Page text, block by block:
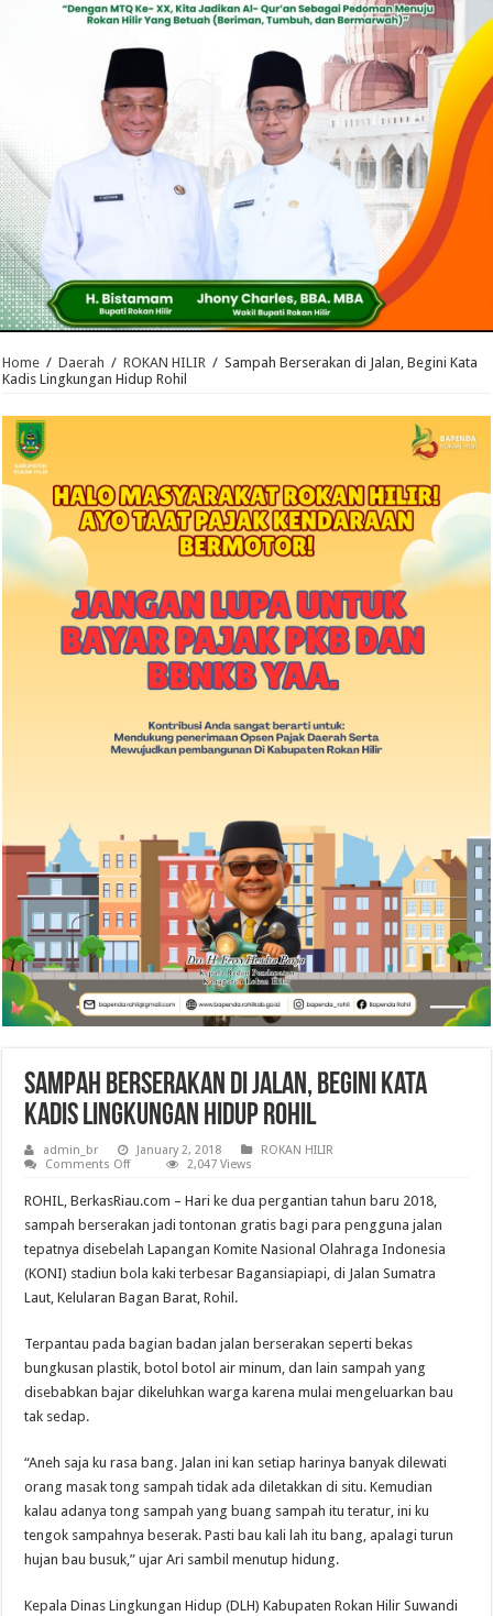
Home / Daerah / ROKAN HILIR / Sampah Berserakan di Jalan, Begini Kata
Kadis Lingkungan Hidup Rohil
Sampah Berserakan di Jalan, Begini Kata
Kadis Lingkungan Hidup Rohil
admin_br January 2, 2018
ROKAN HILIR
Comments Offon
di
Jalan,
Begini
Kata
Lingkungan
Hidup
Rohil
2,047 Views
ROHIL, BerkasRiau.com – Hari ke dua pergantian tahun baru 2018,
sampah berserakan jadi tontonan gratis bagi para pengguna jalan
tepatnya disebelah Lapangan Komite Nasional Olahraga Indonesia
(KONI) stadiun bola kaki terbesar Bagansiapiapi, di Jalan Sumatra
Laut, Kelularan Bagan Barat, Rohil.
Terpantau pada bagian badan jalan berserakan seperti bekas
bungkusan plastik, botol botol air minum, dan lain sampah yang
disebabkan bajar dikeluhkan warga karena mulai mengeluarkan bau
tak sedap.
“Aneh saja ku rasa bang. Jalan ini kan setiap harinya banyak dilewati
orang masak tong sampah tidak ada diletakkan di situ. Kemudian
kalau adanya tong sampah yang buang sampah itu teratur, ini ku
tengok sampahnya beserak. Pasti bau kali lah itu bang, apalagi turun
hujan bau busuk,” ujar Ari sambil menutup hidung.
Kepala Dinas Lingkungan Hidup (DLH) Kabupaten Rokan Hilir Suwandi